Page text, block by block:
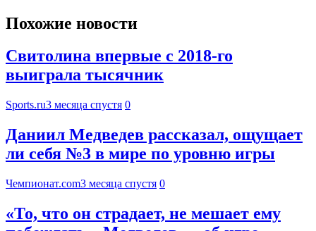
Похожие новости
Свитолина впервые с 2018-го
выиграла тысячник
Sports.ru3 месяца спустя 0
Даниил Медведев рассказал, ощущает
ли себя №3 в мире по уровню игры
Чемпионат.com3 месяца спустя 0
«То, что он страдает, не мешает ему